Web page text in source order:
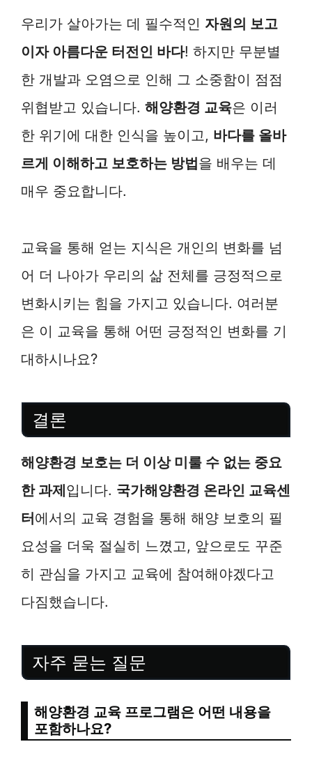
우리가 살아가는 데 필수적인 자원의 보고
이자 아름다운 터전인 바다! 하지만 무분별
한 개발과 오염으로 인해 그 소중함이 점점
위협받고 있습니다. 해양환경 교육은 이러
한 위기에 대한 인식을 높이고, 바다를 올바
르게 이해하고 보호하는 방법을 배우는 데
매우 중요합니다.
교육을 통해 얻는 지식은 개인의 변화를 넘
어 더 나아가 우리의 삶 전체를 긍정적으로
변화시키는 힘을 가지고 있습니다. 여러분
은 이 교육을 통해 어떤 긍정적인 변화를 기
대하시나요?
결론
해양환경 보호는 더 이상 미룰 수 없는 중요
한 과제입니다. 국가해양환경 온라인 교육센
터에서의 교육 경험을 통해 해양 보호의 필
요성을 더욱 절실히 느꼈고, 앞으로도 꾸준
히 관심을 가지고 교육에 참여해야겠다고
다짐했습니다.
자주 묻는 질문
해양환경 교육 프로그램은 어떤 내용을
포함하나요?